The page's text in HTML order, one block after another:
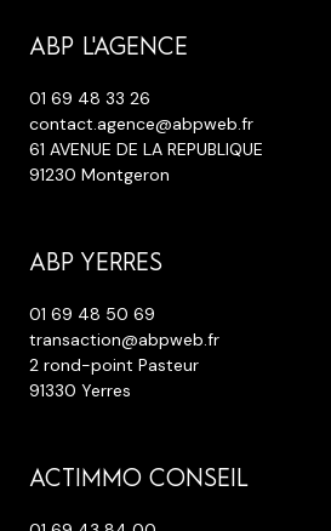
ABP L'AGENCE
01 69 48 33 26
contact.agence@abpweb.fr
61 AVENUE DE LA REPUBLIQUE
91230 Montgeron
ABP YERRES
01 69 48 50 69
transaction@abpweb.fr
2 rond-point Pasteur
91330 Yerres
ACTIMMO CONSEIL